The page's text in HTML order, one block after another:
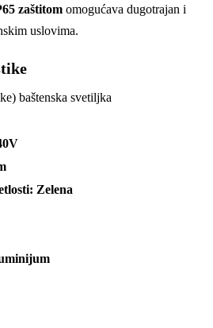
zaštitom omogućava dugotrajan i
uslovima.
baštenska svetiljka
Zelena